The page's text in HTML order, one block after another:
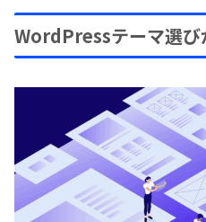
WordPressテーマ選び